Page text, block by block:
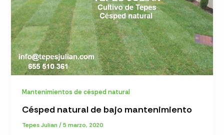
Mantenimientos de césped natural
Césped natural de bajo mantenimiento
Tepes Julian/5 marzo, 2020